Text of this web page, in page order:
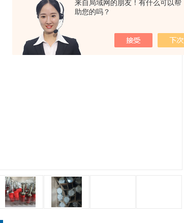
来自局域网的朋友！有什么可以帮
助您的吗？